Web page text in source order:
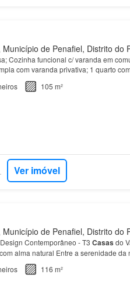
de Penafiel, Distrito do
Cozinha funcional c/ varanda em
com varanda privativa; 1 quarto
central e muito prática, permite acesso
105 m²
Ver imóvel
de Penafiel, Distrito do
Contemporâneo - T3 Casas do
alma natural Entre a serenidade da
do Vale um exclusivo condomínio
116 m²